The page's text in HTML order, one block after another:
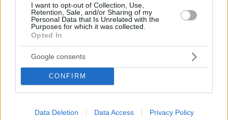
I want to opt-out of Collection, Use,
Retention, Sale, and/or Sharing of my
Personal Data that Is Unrelated with the
Purposes for which it was collected.
Opted In
Google consents
CONFIRM
Data Deletion Data Access Privacy Policy
@theculturemuse
Stumbled on this in
#droneshow
#adidas
#ellinikotiktok
#foryoupage❤️❤️
♬ Light in the Dark - Violin Sky